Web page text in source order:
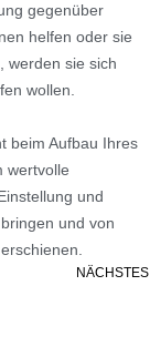
gegenüber
helfen oder sie
werden sie sich
wollen.
beim Aufbau Ihres
wertvolle
und
und von
NÄCHSTES